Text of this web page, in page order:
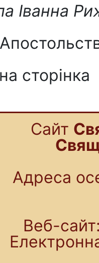
Іванна
сторінка
Cайт
Адреса
Веб-